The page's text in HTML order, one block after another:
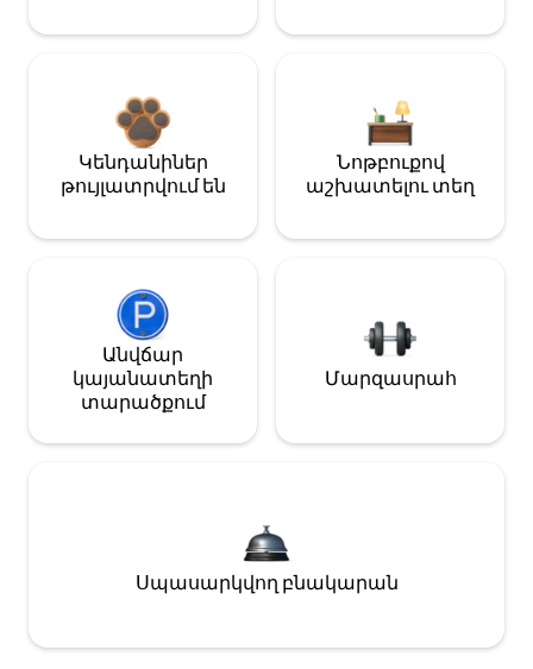
Կենդանիներ
թույլատրվում են
Նոթբուքով
աշխատելու տեղ
Անվճար
կայանատեղի
տարածքում
Մարզասրահ
Սպասարկվող բնակարան